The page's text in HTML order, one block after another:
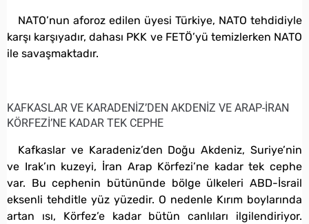
NATO’nun aforoz edilen üyesi Türkiye, NATO tehdidiyle
karşı karşıyadır, dahası PKK ve FETÖ’yü temizlerken NATO
ile savaşmaktadır.
KAFKASLAR VE KARADENİZ’DEN AKDENİZ VE ARAP-İRAN
KÖRFEZİ’NE KADAR TEK CEPHE
Kafkaslar ve Karadeniz’den Doğu Akdeniz, Suriye’nin
ve Irak’ın kuzeyi, İran Arap Körfezi’ne kadar tek cephe
var. Bu cephenin bütününde bölge ülkeleri ABD-İsrail
eksenli tehditle yüz yüzedir. O nedenle Kırım boylarında
artan ısı, Körfez’e kadar bütün canlıları ilgilendiriyor.